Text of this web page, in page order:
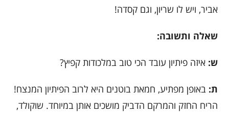
אביר, ויש לו שריון, וגם קסדה!
שאלה ותשובה:
ש: איזה פיתיון עובד הכי טוב במלכודות קפיץ?
ת: באופן מפתיע, חמאת בוטנים היא לרוב הפיתיון המנצח!
הריח החזק והמרקם הדביק מושכים אותן במיוחד. שוקולד,